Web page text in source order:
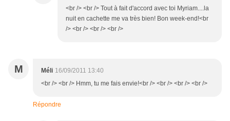
<br /> <br /> Tout à fait d'accord avec toi Myriam....la
nuit en cachette me va très bien! Bon week-end!<br
/> <br /> <br /> <br />
M Méli 16/09/2011 13:40
<br /> <br /> Hmm, tu me fais envie!<br /> <br /> <br /> <br />
Répondre